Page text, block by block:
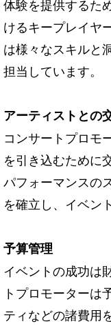
体験を提供するた
けるキープレイヤ
は様々なスキルと
担当しています。
アーティストとの
コンサートプロモ
を引き込むために
パフォーマンスの
を確立し、イベン
予算管理
イベントの成功は
トプロモーターは
ティなどの諸費用